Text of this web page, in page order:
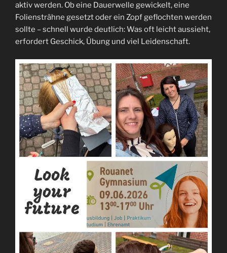
aktiv werden. Ob eine Dauerwelle gewickelt, eine
Foliensträhne gesetzt oder ein Zopf geflochten werden
sollte – schnell wurde deutlich: Was oft leicht aussieht,
erfordert Geschick, Übung und viel Leidenschaft.